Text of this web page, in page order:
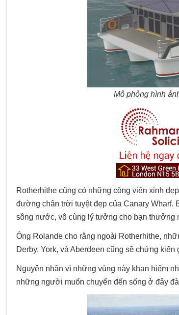
Mô phỏng hình
Rotherhithe cũng có những công viên xinh
đường chân trời tuyệt đẹp của Canary Wharf.
sông nước, vô cùng lý tưởng cho bạn thưởng
Ông Rolande cho rằng ngoài Rotherhithe,
Derby, York, và Aberdeen cũng sẽ chứng kiến
Nguyên nhân vì những vùng này khan hiếm
những người muốn chuyển đến sống ở đây